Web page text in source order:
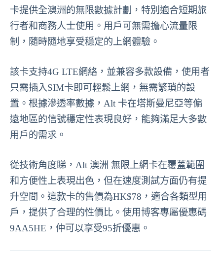
卡提供全澳洲的無限數據計劃，特別適合短期旅
行者和商務人士使用。用戶可無需擔心流量限
制，隨時隨地享受穩定的上網體驗。
該卡支持4G LTE網絡，並兼容多款設備，使用者
只需插入SIM卡即可輕鬆上網，無需繁瑣的設
置。根據滲透率數據，Alt 卡在塔斯曼尼亞等偏
遠地區的信號穩定性表現良好，能夠滿足大多數
用戶的需求。
從技術角度睇，Alt 澳洲 無限上網卡在覆蓋範圍
和方便性上表現出色，但在速度測試方面仍有提
升空間。這款卡的售價為HK$78，適合各類型用
戶，提供了合理的性價比。使用博客專屬優惠碼
9AA5HE，仲可以享受95折優惠。